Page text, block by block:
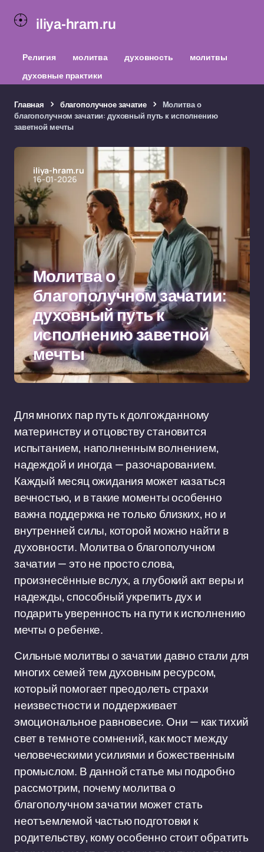
iliya-hram.ru
Религия молитва духовность
молитвы
духовные практики
Главная благополучное зачатие
Молитва о
благополучном зачатии: духовный путь к исполнению
заветной мечты
iliya-hram.ru
16-01-2026
Молитва о
благополучном зачатии:
духовный путь к
исполнению заветной
мечты
Для многих пар путь к долгожданному
материнству и отцовству становится
испытанием, наполненным волнением,
надеждой и иногда — разочарованием.
Каждый месяц ожидания может казаться
вечностью, и в такие моменты особенно
важна поддержка не только близких, но и
внутренней силы, которой можно найти в
духовности. Молитва о благополучном
зачатии — это не просто слова,
произнесённые вслух, а глубокий акт веры и
надежды, способный укрепить дух и
подарить уверенность на пути к исполнению
мечты о ребенке.
Сильные молитвы о зачатии давно стали для
многих семей тем духовным ресурсом,
который помогает преодолеть страхи
неизвестности и поддерживает
эмоциональное равновесие. Они — как тихий
свет в темноте сомнений, как мост между
человеческими усилиями и божественным
промыслом. В данной статье мы подробно
рассмотрим, почему молитва о
благополучном зачатии может стать
неотъемлемой частью подготовки к
родительству, кому особенно стоит обратить